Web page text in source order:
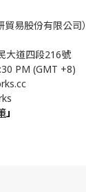
貿易股份有限公司）
大道四段216號
PM (GMT +8)
」